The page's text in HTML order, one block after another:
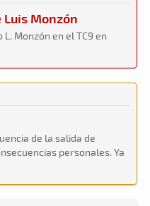
Monzón
Monzón en el TC9 en
de la salida de
personales. Ya